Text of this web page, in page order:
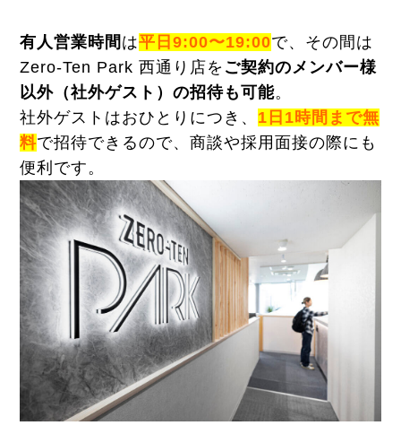
有人営業時間 は平日9:00〜19:00で、その間は
Zero-Ten Park 西通り店を ご契約のメンバー様
以外（社外ゲスト）の招待も可能。
社外ゲストはおひとりにつき、 1日1時間まで無
料で招待できるので、商談や採用面接の際にも
便利です。